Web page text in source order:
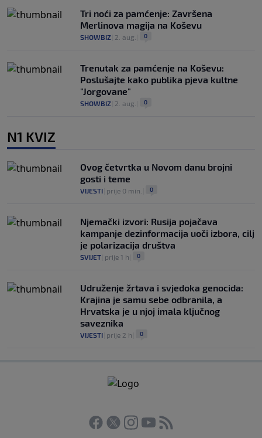
Tri noći za pamćenje: Završena
Merlinova magija na Koševu
SHOWBIZ 2. aug. 0
Trenutak za pamćenje na Koševu:
Poslušajte kako publika pjeva kultne
"Jorgovane"
SHOWBIZ 2. aug. 0
N1 KVIZ
Ovog četvrtka u Novom danu brojni
gosti i teme
VIJESTI prije 0 min. 0
Njemački izvori: Rusija pojačava
kampanje dezinformacija uoči izbora, cilj
je polarizacija društva
SVIJET prije 1 h 0
Udruženje žrtava i svjedoka genocida:
Krajina je samu sebe odbranila, a
Hrvatska je u njoj imala ključnog
saveznika
VIJESTI prije 2 h 0